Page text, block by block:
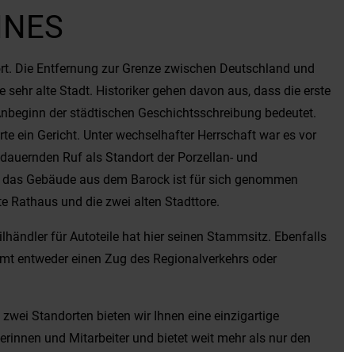
Die Entfernung zur Grenze zwischen Deutschland und
alte Stadt. Historiker gehen davon aus, dass die erste
der städtischen Geschichtsschreibung bedeutet.
ein Gericht. Unter wechselhafter Herrschaft war es vor
Ruf als Standort der Porzellan- und
Gebäude aus dem Barock ist für sich genommen
Rathaus und die zwei alten Stadttore.
für Autoteile hat hier seinen Stammsitz. Ebenfalls
entweder einen Zug des Regionalverkehrs oder
Standorten bieten wir Ihnen eine einzigartige
und Mitarbeiter und bietet weit mehr als nur den